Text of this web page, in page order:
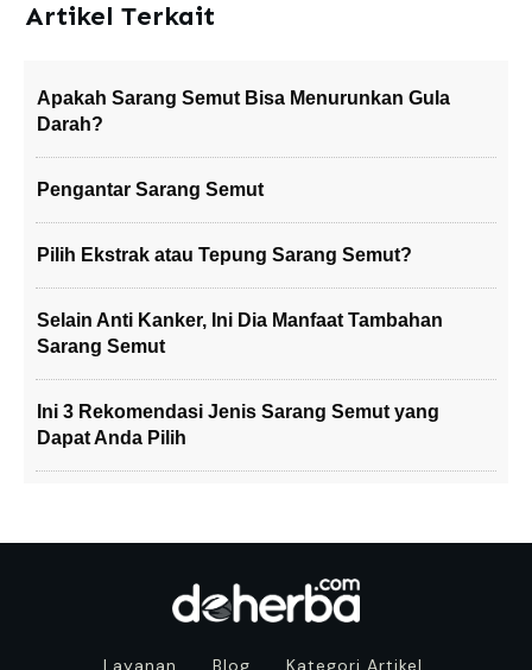
Artikel Terkait
Apakah Sarang Semut Bisa Menurunkan Gula
Darah?
Pengantar Sarang Semut
Pilih Ekstrak atau Tepung Sarang Semut?
Selain Anti Kanker, Ini Dia Manfaat Tambahan
Sarang Semut
Ini 3 Rekomendasi Jenis Sarang Semut yang
Dapat Anda Pilih
Layanan Blog Kategori Artikel